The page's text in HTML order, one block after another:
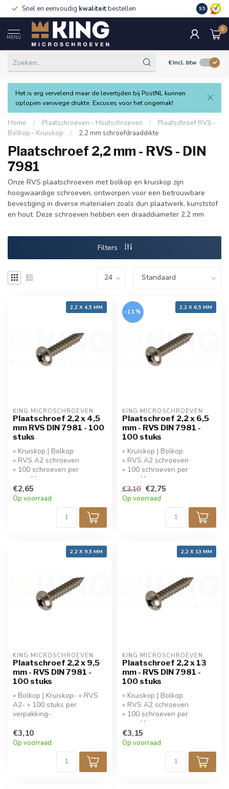
Snel en eenvoudig kwaliteitbestellen 9.5
MENU
0
€Incl. btw
Het is erg vervelend maar de levertijden bij PostNL kunnen
oplopen vanwege drukte. Excuses voor het ongemak!
Home / Plaatschroeven - Houtschroeven /
Plaatschroef RVS -
Bolkop - Kruiskop
/ 2,2 mm schroefdraaddikte
Plaatschroef 2,2 mm - RVS - DIN
7981
Onze RVS plaatschroeven met bolkop en kruiskop zijn
hoogwaardige schroeven, ontworpen voor een betrouwbare
bevestiging in diverse materialen zoals dun plaatwerk, kunststof
en hout. Deze schroeven hebben een draaddiameter 2,2 mm
Filters
2,2 X 4,5 MM
KING MICROSCHROEVEN
Plaatschroef 2,2 x 4,5
mm RVS DIN 7981 - 100
stuks
» Kruiskop | Bolkop
» RVS A2 schroeven
» 100 schroeven per
verpakking
» Koop 5 stuks krijg 10%
korting!
€2,65
Op voorraad
2,2 X 6,5 MM
-11%
KING MICROSCHROEVEN
Plaatschroef 2,2 x 6,5
mm - RVS DIN 7981 -
100 stuks
» Kruiskop | Bolkop
» RVS A2 schroeven
» 100 schroeven per
verpakking
» Koop 5 stuks krijg 10%
korting!
€3,10 €2,75
Op voorraad
2,2 X 9,5 MM
KING MICROSCHROEVEN
Plaatschroef 2,2 x 9,5
mm - RVS DIN 7981 -
100 stuks
» Bolkop | Kruiskop- » RVS
A2- » 100 stuks per
verpakking-
€3,10
Op voorraad
2,2 X 13 MM
KING MICROSCHROEVEN
Plaatschroef 2,2 x 13
mm - RVS DIN 7981 -
100 stuks
» Kruiskop | Bolkop
» RVS A2 schroeven
» 100 schroeven per
verpakking
» Koop 5 stuks krijg 10%
korting!
€3,15
Op voorraad